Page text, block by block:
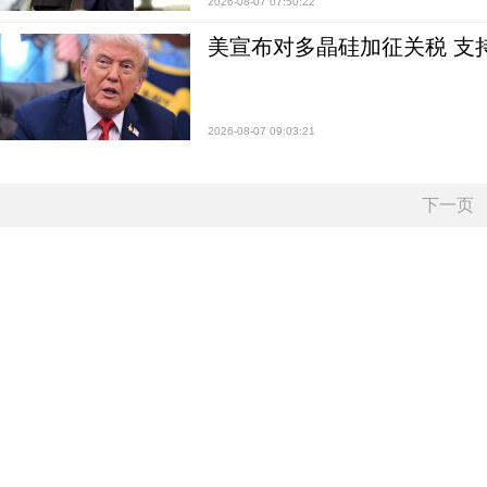
美宣布对多晶硅加征关税 支
2026-08-07 09:03:21
下一页